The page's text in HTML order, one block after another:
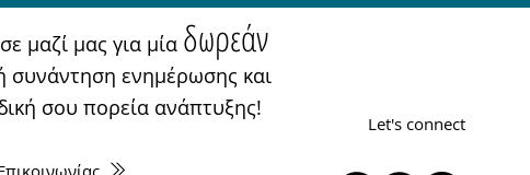
μαζί μας για μία δωρεάν
συνάντηση ενημέρωσης και
σου πορεία ανάπτυξης!
Let's connect